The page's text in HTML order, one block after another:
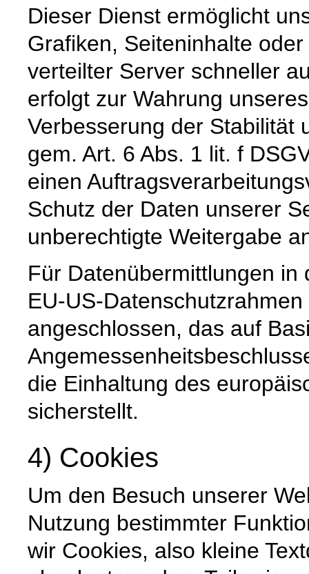
Dieser Dienst ermöglicht
Grafiken, Seiteninhalte
verteilter Server schneller
erfolgt zur Wahrung
Verbesserung der Stabilität
gem. Art. 6 Abs. 1 lit. f
einen
Schutz der Daten unserer
unberechtigte Weitergabe
Für Datenübermittlungen in
EU-US-
angeschlossen, das auf
die Einhaltung des
sicherstellt.
4) Cookies
Um den Besuch unserer
Nutzung bestimmter
wir Cookies, also kleine